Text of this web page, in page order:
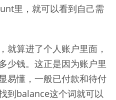
里，就可以看到自己需
就算进了个人账户里面，
少钱。这正是因为账户里
易懂，一般已付款和待付
到balance这个词就可以